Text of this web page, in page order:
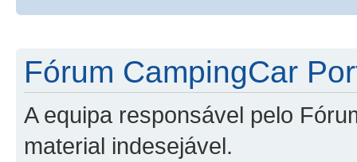
Fórum CampingCar
A equipa responsável pelo
material indesejável.